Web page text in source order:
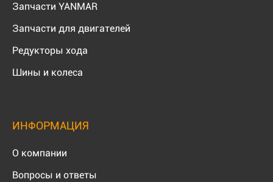
Запчасти YANMAR
Запчасти для двигателей
Редукторы хода
Шины и колеса
ИНФОРМАЦИЯ
О компании
Вопросы и ответы